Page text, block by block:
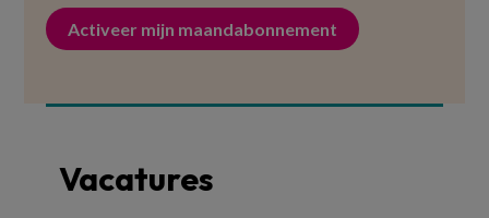
Activeer mijn maandabonnement
Vacatures